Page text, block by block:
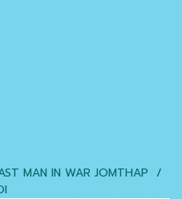
MAN IN WAR JOMTHAP /